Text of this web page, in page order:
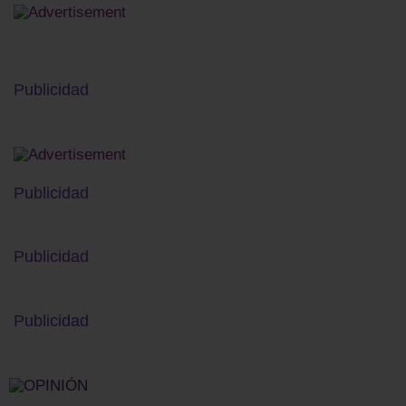
Publicidad
Publicidad
Publicidad
Publicidad